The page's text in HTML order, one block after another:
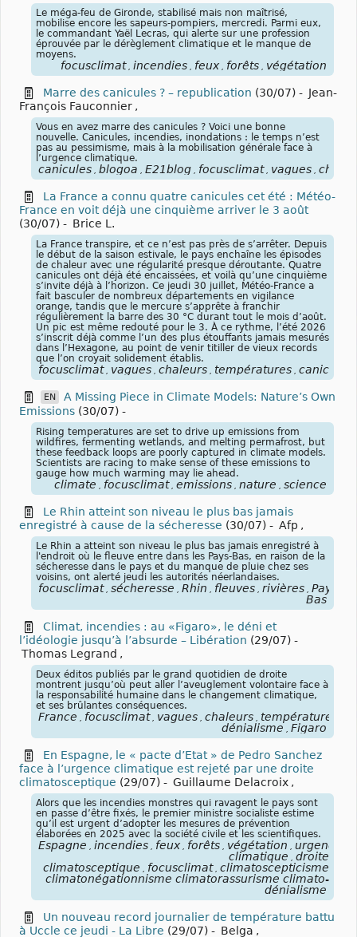
Le méga-feu de Gironde, stabilisé mais non maîtrisé,
mobilise encore les sapeurs-pompiers, mercredi. Parmi eux,
le commandant Yaël Lecras, qui alerte sur une profession
éprouvée par le dérèglement climatique et le manque de
moyens.
focusclimat , incendies , feux , forêts , végétation
Marre des canicules ? – republication (30/07) - Jean-
François Fauconnier ,
Vous en avez marre des canicules ? Voici une bonne
nouvelle. Canicules, incendies, inondations : le temps n’est
pas au pessimisme, mais à la mobilisation générale face à
l’urgence climatique.
canicules , blogoa , E21blog , focusclimat , vagues ,
La France a connu quatre canicules cet été : Météo-
France en voit déjà une cinquième arriver le 3 août
(30/07) - Brice L.
La France transpire, et ce n’est pas près de s’arrêter. Depuis
le début de la saison estivale, le pays enchaîne les épisodes
de chaleur avec une régularité presque déroutante. Quatre
canicules ont déjà été encaissées, et voilà qu’une cinquième
s’invite déjà à l’horizon. Ce jeudi 30 juillet, Météo-France a
fait basculer de nombreux départements en vigilance
orange, tandis que le mercure s’apprête à franchir
régulièrement la barre des 30 °C durant tout le mois d’août.
Un pic est même redouté pour le 3. À ce rythme, l’été 2026
s’inscrit déjà comme l’un des plus étouffants jamais mesurés
dans l’Hexagone, au point de venir titiller de vieux records
que l’on croyait solidement établis.
focusclimat , vagues , chaleurs , températures , canicules
EN
A Missing Piece in Climate Models: Nature’s Own
Emissions (30/07) -
Rising temperatures are set to drive up emissions from
wildfires, fermenting wetlands, and melting permafrost, but
these feedback loops are poorly captured in climate models.
Scientists are racing to make sense of these emissions to
gauge how much warming may lie ahead.
climate , focusclimat , emissions , nature , science
Le Rhin atteint son niveau le plus bas jamais
enregistré à cause de la sécheresse (30/07) - Afp ,
Le Rhin a atteint son niveau le plus bas jamais enregistré à
l'endroit où le fleuve entre dans les Pays-Bas, en raison de la
sécheresse dans le pays et du manque de pluie chez ses
voisins, ont alerté jeudi les autorités néerlandaises.
focusclimat , sécheresse , Rhin , fleuves , rivières , Pays-
Bas
Climat, incendies : au «Figaro», le déni et
l’idéologie jusqu’à l’absurde – Libération (29/07) -
Thomas Legrand ,
Deux éditos publiés par le grand quotidien de droite
montrent jusqu’où peut aller l’aveuglement volontaire face à
la responsabilité humaine dans le changement climatique,
et ses brûlantes conséquences.
France , focusclimat , vagues , chaleurs , températures
dénialisme , Figaro
En Espagne, le « pacte d’Etat » de Pedro Sanchez
face à l’urgence climatique est rejeté par une droite
climatosceptique (29/07) - Guillaume Delacroix ,
Alors que les incendies monstres qui ravagent le pays sont
en passe d’être fixés, le premier ministre socialiste estime
qu’il est urgent d’adopter les mesures de prévention
élaborées en 2025 avec la société civile et les scientifiques.
Espagne , incendies , feux , forêts , végétation , urgence
climatique , droite
climatosceptique , focusclimat , climatoscepticisme
climatonégationnisme climatorassurisme climato-
dénialisme
Un nouveau record journalier de température battu
à Uccle ce jeudi - La Libre (29/07) - Belga ,